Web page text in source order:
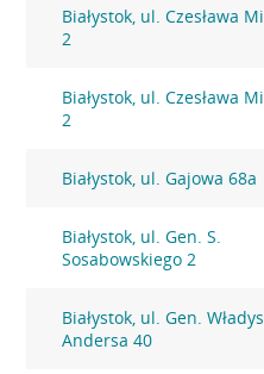
Białystok, ul. Czesława
2
Białystok, ul. Czesława
2
Białystok, ul. Gajowa 68a
Białystok, ul. Gen. S.
Sosabowskiego 2
Białystok, ul. Gen.
Andersa 40